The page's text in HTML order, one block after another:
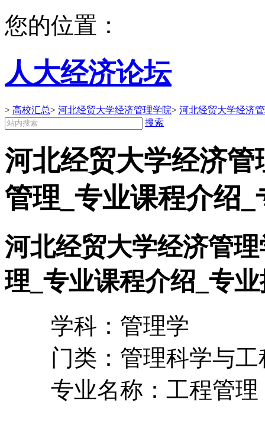
您的位置：
人大经济论坛
> 高校汇总> 河北经贸大学经济管理学院> 河北经贸大学经济
搜索
河北经贸大学经济
管理_专业课程介绍
河北经贸大学经济管
理_专业课程介绍_专
学科：管理学
门类：管理科学与工
专业名称：工程管理